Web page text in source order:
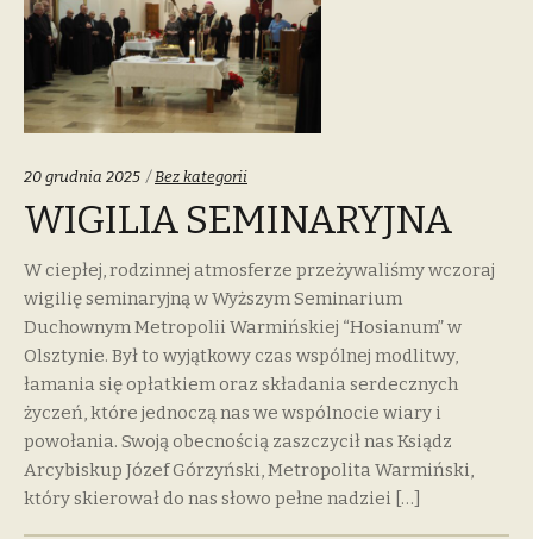
20 grudnia 2025 Categories:
Bez kategorii
WIGILIA SEMINARYJNA
W ciepłej, rodzinnej atmosferze przeżywaliśmy wczoraj
wigilię seminaryjną w Wyższym Seminarium
Duchownym Metropolii Warmińskiej “Hosianum” w
Olsztynie. Był to wyjątkowy czas wspólnej modlitwy,
łamania się opłatkiem oraz składania serdecznych
życzeń, które jednoczą nas we wspólnocie wiary i
powołania. Swoją obecnością zaszczycił nas Ksiądz
Arcybiskup Józef Górzyński, Metropolita Warmiński,
który skierował do nas słowo pełne nadziei […]